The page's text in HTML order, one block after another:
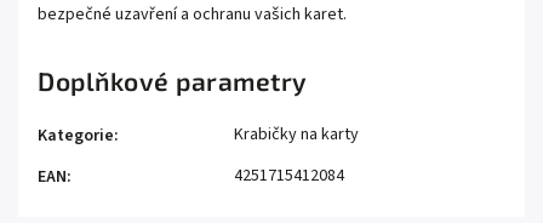
bezpečné uzavření a ochranu vašich karet.
Doplňkové parametry
Kategorie:
Krabičky na karty
EAN: 4251715412084